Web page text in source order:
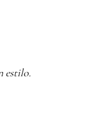
estilo.